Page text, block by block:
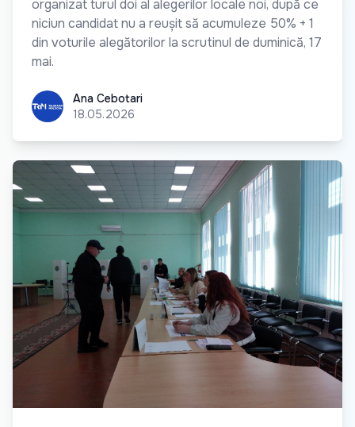
organizat turul doi al alegerilor locale noi, după ce
niciun candidat nu a reușit să acumuleze 50% + 1
din voturile alegătorilor la scrutinul de duminică, 17
mai.
Ana CebotariAna Cebotari
18.05.2026